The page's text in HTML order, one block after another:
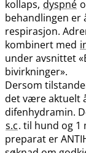
kollaps, dyspné
behandlingen er
respirasjon.
kombinert med
under avsnittet
bivirkninger».
Dersom
det være aktuelt
difenhydramin.
s.c. til hund og 1
preparat er